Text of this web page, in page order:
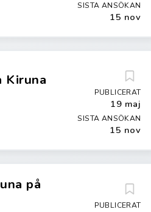
SISTA ANSÖKAN
15 nov
Kiruna
PUBLICERAT
19 maj
SISTA ANSÖKAN
15 nov
på
PUBLICERAT